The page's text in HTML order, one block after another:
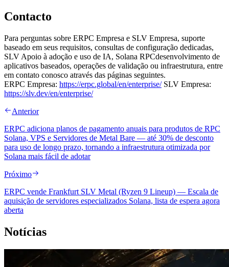
Contacto
Para perguntas sobre ERPC Empresa e SLV Empresa, suporte
baseado em seus requisitos, consultas de configuração dedicadas,
SLV Apoio à adoção e uso de IA, Solana RPCdesenvolvimento de
aplicativos baseados, operações de validação ou infraestrutura, entre
em contato conosco através das páginas seguintes.
ERPC Empresa: https://erpc.global/en/enterprise/SLV Empresa:
https://slv.dev/en/enterprise/
Anterior
ERPC adiciona planos de pagamento anuais para produtos de RPC
Solana, VPS e Servidores de Metal Bare — até 30% de desconto
para uso de longo prazo, tornando a infraestrutura otimizada por
Solana mais fácil de adotar
Próximo
ERPC vende Frankfurt SLV Metal (Ryzen 9 Lineup) — Escala de
aquisição de servidores especializados Solana, lista de espera agora
aberta
Notícias